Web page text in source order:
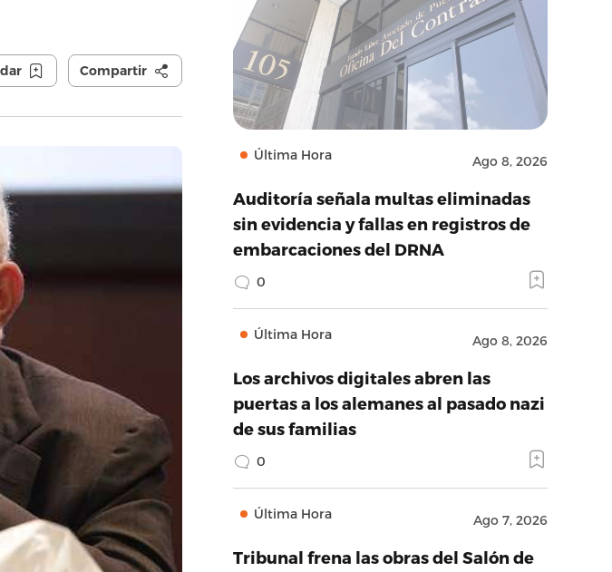
Compartir
Última Hora Ago 8, 2026
Auditoría señala multas eliminadas
sin evidencia y fallas en registros de
embarcaciones del DRNA
0
Última Hora Ago 8, 2026
Los archivos digitales abren las
puertas a los alemanes al pasado nazi
de sus familias
0
Última Hora Ago 7, 2026
Tribunal frena las obras del Salón de